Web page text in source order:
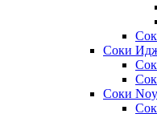
Соки
Соки